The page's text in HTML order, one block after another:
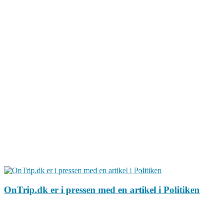
OnTrip.dk er i pressen med en artikel i Politiken